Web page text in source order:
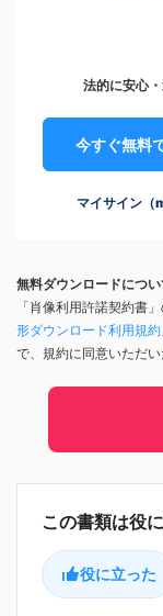
法的に安心
今すぐ無料
マイサイン（
無料ダウンロードについ
「肖像利用許諾契約書
形ダウンロード利用規約
で、規約に同意いただい
役に立った